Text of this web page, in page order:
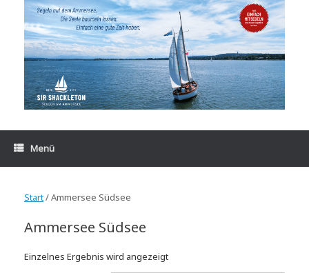
springen
Menü
Start/ Ammersee Südsee
Ammersee Südsee
Einzelnes Ergebnis wird angezeigt